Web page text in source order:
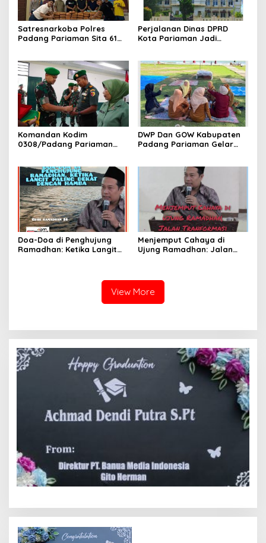
Satresnarkoba Polres
Padang Pariaman Sita 61
Perjalanan Dinas DPRD
Kota Pariaman Jadi
Komandan Kodim
0308/Padang Pariaman
Yonnedi
DWP Dan GOW Kabupaten
Padang Pariaman Gelar
Putih Ketaping
Doa-Doa di Penghujung
Ramadhan: Ketika Langit
Menjemput Cahaya di
Ujung Ramadhan: Jalan
View More